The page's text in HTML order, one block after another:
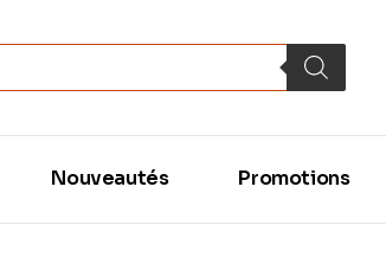
Nouveautés Promotions